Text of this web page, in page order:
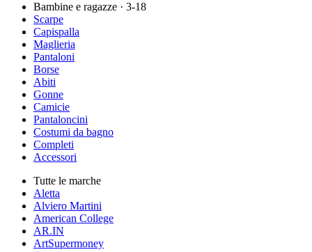
Bambine e ragazze · 3-18
Scarpe
Capispalla
Maglieria
Pantaloni
Borse
Abiti
Gonne
Camicie
Pantaloncini
Costumi da bagno
Completi
Accessori
Tutte le marche
Aletta
Alviero Martini
American College
AR.IN
ArtSupermoney